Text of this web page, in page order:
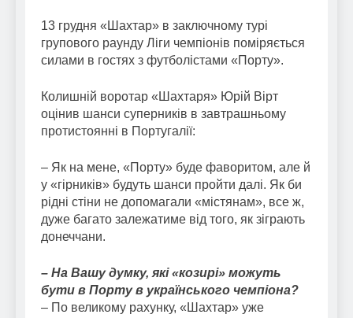
13 грудня «Шахтар» в заключному турі
групового раунду Ліги чемпіонів поміряється
силами в гостях з футболістами «Порту».
Колишній воротар «Шахтаря» Юрій Вірт
оцінив шанси суперників в завтрашньому
протистоянні в Португалії:
– Як на мене, «Порту» буде фаворитом, але й
у «гірників» будуть шанси пройти далі. Як би
рідні стіни не допомагали «містянам», все ж,
дуже багато залежатиме від того, як зіграють
донеччани.
– На Вашу думку, які «козирі» можуть
бути в Порту в українського чемпіона?
– По великому рахунку, «Шахтар» уже